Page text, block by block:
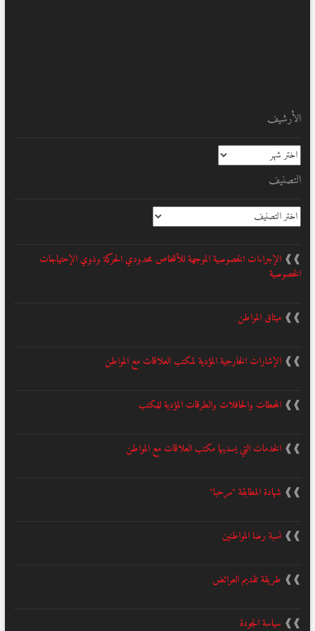
الأرشيف
الأرشيف
التصنيف
التصنيف
❱❱ الإجراءات الخصوصية الموجهة للأشخاص محدودي الحركة وذوي الإحتياجات
الخصوصية
❱❱ ميثاق المواطن
❱❱ الإشارات الخارجية المؤدية لمكتب العلاقات مع المواطن
❱❱ المحطات والحافلات والطرقات المؤدية للمكتب
❱❱ الخدمات التي يسديها مكتب العلاقات مع المواطن
❱❱ شهادة المطابقة "مرحبا"
❱❱ نسبة رضا المواطنين
❱❱ طريقة تقديم العرائض
❱❱ سياسة الجودة